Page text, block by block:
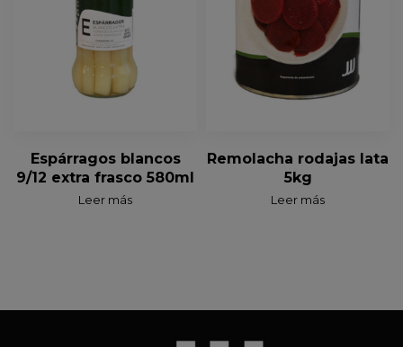
Espárragos blancos
9/12 extra frasco 580ml
Leer más
Remolacha rodajas lata
5kg
Leer más